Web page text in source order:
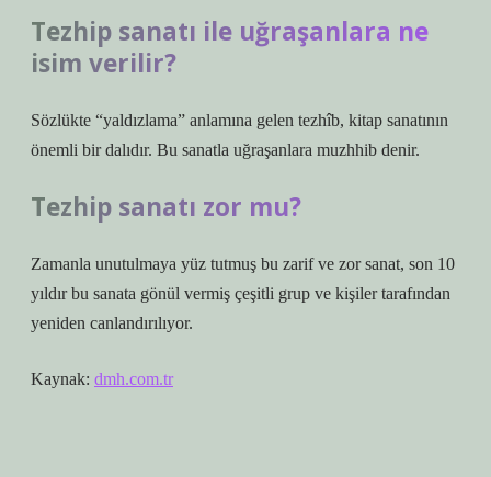
Tezhip sanatı ile uğraşanlara ne
isim verilir?
Sözlükte “yaldızlama” anlamına gelen tezhîb, kitap sanatının
önemli bir dalıdır. Bu sanatla uğraşanlara muzhhib denir.
Tezhip sanatı zor mu?
Zamanla unutulmaya yüz tutmuş bu zarif ve zor sanat, son 10
yıldır bu sanata gönül vermiş çeşitli grup ve kişiler tarafından
yeniden canlandırılıyor.
Kaynak: dmh.com.tr